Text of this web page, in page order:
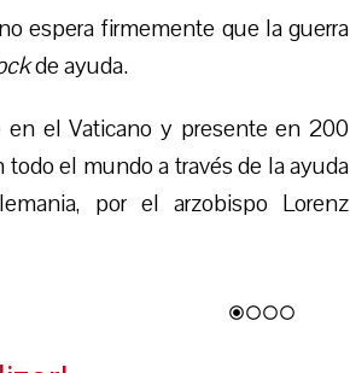
espera firmemente que la guerra
de ayuda.
en el Vaticano y presente en 200
el mundo a través de la ayuda
por el arzobispo Lorenz